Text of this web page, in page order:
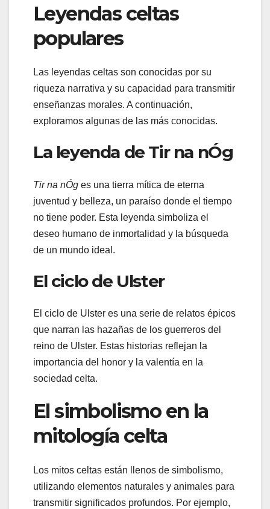
Leyendas celtas
populares
Las leyendas celtas son conocidas por su
riqueza narrativa y su capacidad para transmitir
enseñanzas morales. A continuación,
exploramos algunas de las más conocidas.
La leyenda de Tir na nÓg
Tir na nÓg es una tierra mítica de eterna
juventud y belleza, un paraíso donde el tiempo
no tiene poder. Esta leyenda simboliza el
deseo humano de inmortalidad y la búsqueda
de un mundo ideal.
El ciclo de Ulster
El ciclo de Ulster es una serie de relatos épicos
que narran las hazañas de los guerreros del
reino de Ulster. Estas historias reflejan la
importancia del honor y la valentía en la
sociedad celta.
El simbolismo en la
mitología celta
Los mitos celtas están llenos de simbolismo,
utilizando elementos naturales y animales para
transmitir significados profundos. Por ejemplo,